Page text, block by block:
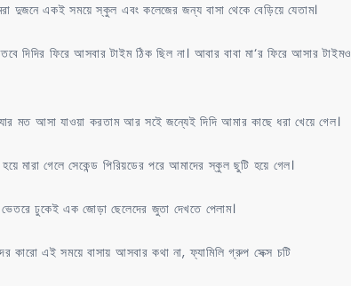
দুজনে একই সময়ে স্কুল এবং কলেজের জন্য বাসা থেকে বেড়িয়ে যেতাম।
ফিরে আসবার টাইম ঠিক ছিল না। আবার বাবা মা‘র ফিরে আসার টাইমও
মত আসা যাওয়া করতাম আর সইে জন্যেই দিদি আমার কাছে ধরা খেয়ে গেল।
মারা গেলে সেকেন্ড পিরিয়ডের পরে আমাদের স্কুল ছুটি হয়ে গেল।
ঢুকেই এক জোড়া ছেলেদের জুতা দেখতে পেলাম।
কারো এই সময়ে বাসায় আসবার কথা না, ফ্যামিলি গ্রুপ সেক্স চটি